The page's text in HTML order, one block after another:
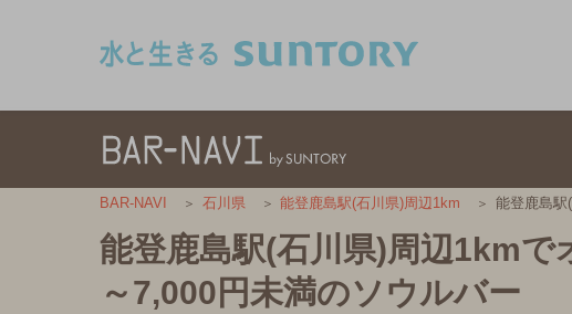
BAR-NAVI 石川県 能登鹿島駅(石川県)周辺1km 能登鹿島駅
能登鹿島駅(石川県)周辺1km
～7,000円未満のソウルバー